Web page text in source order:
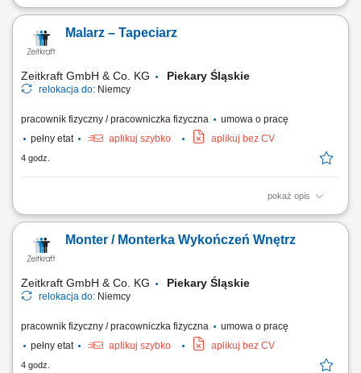
Wymagania: Doświadczenie jako szef kuchni. Znajomość kuchni
odpowiedzialne wykonywanie zadań. Przestrzeganie przepisów
higieny. Mile widziane wykształcenie kucharskie, jednak doświadczenie
Malarz – Tapeciarz
Zeitkraft GmbH & Co. KG Piekary Śląskie
relokacja do: Niemcy
pracownik fizyczny / pracowniczka fizyczna
umowa o pracę
pełny etat
aplikuj szybko aplikuj bez CV
4 godz.
pokaż opis
Zakres obowiązków Doświadczenie oraz samodzielność w pracach:
i flizelina), przygotowanie podłoża (szlifowanie, gruntowanie,
szpachlowanie, akrylowanie).
Monter / Monterka Wykończeń Wnętrz
Zeitkraft GmbH & Co. KG Piekary Śląskie
relokacja do: Niemcy
pracownik fizyczny / pracowniczka fizyczna
umowa o pracę
pełny etat
aplikuj szybko aplikuj bez CV
4 godz.